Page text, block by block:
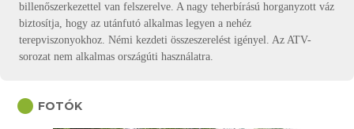
billenőszerkezettel van felszerelve. A nagy teherbírású horganyzott váz
biztosítja, hogy az utánfutó alkalmas legyen a nehéz
terepviszonyokhoz. Némi kezdeti összeszerelést igényel. Az ATV-
sorozat nem alkalmas országúti használatra.
circle FOTÓK